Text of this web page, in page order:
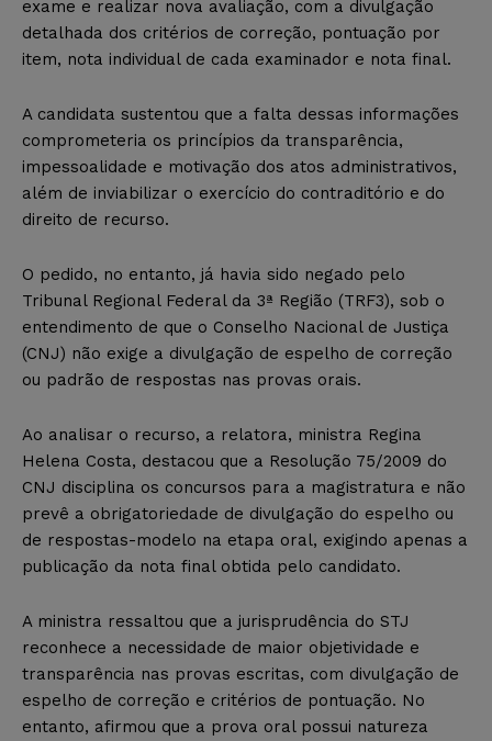
exame e realizar nova avaliação, com a divulgação
detalhada dos critérios de correção, pontuação por
item, nota individual de cada examinador e nota final.
A candidata sustentou que a falta dessas informações
comprometeria os princípios da transparência,
impessoalidade e motivação dos atos administrativos,
além de inviabilizar o exercício do contraditório e do
direito de recurso.
O pedido, no entanto, já havia sido negado pelo
Tribunal Regional Federal da 3ª Região (TRF3), sob o
entendimento de que o Conselho Nacional de Justiça
(CNJ) não exige a divulgação de espelho de correção
ou padrão de respostas nas provas orais.
Ao analisar o recurso, a relatora, ministra Regina
Helena Costa, destacou que a Resolução 75/2009 do
CNJ disciplina os concursos para a magistratura e não
prevê a obrigatoriedade de divulgação do espelho ou
de respostas-modelo na etapa oral, exigindo apenas a
publicação da nota final obtida pelo candidato.
A ministra ressaltou que a jurisprudência do STJ
reconhece a necessidade de maior objetividade e
transparência nas provas escritas, com divulgação de
espelho de correção e critérios de pontuação. No
entanto, afirmou que a prova oral possui natureza